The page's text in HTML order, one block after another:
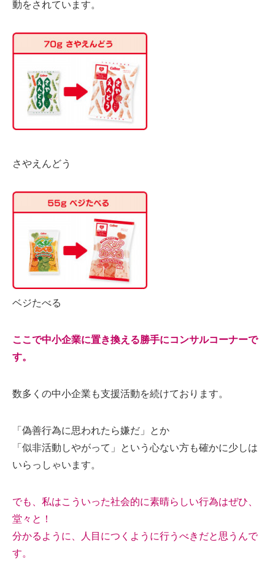
動をされています。
さやえんどう
ベジたべる
ここで中小企業に置き換える勝手にコンサルコーナーで
す。
数多くの中小企業も支援活動を続けております。
「偽善行為に思われたら嫌だ」とか
「似非活動しやがって」という心ない方も確かに少しは
いらっしゃいます。
でも、私はこういった社会的に素晴らしい行為はぜひ、
堂々と！
分かるように、人目につくように行うべきだと思うんで
す。